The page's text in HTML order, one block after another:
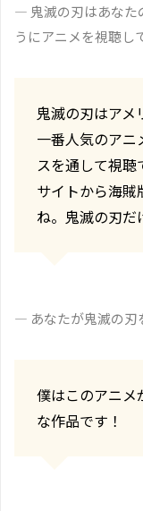
― 鬼滅の刃はあなた
うにアニメを視聴し
鬼滅の刃はアメ
一番人気のア
スを通して視
サイトから海賊
ね。鬼滅の刃だ
― あなたが鬼滅の刃
僕はこのアニメ
な作品です！